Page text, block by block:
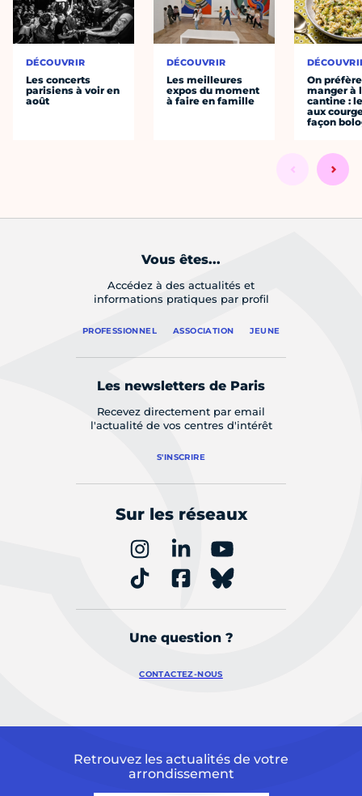
DÉCOUVRIR
Les concerts
parisiens à voir en
août
DÉCOUVRIR
Les meilleures
expos du moment
à faire en famille
On préfère
manger à
cantine :
aux
façon
Vous êtes...
Accédez à des actualités et
informations pratiques par profil
PROFESSIONNEL ASSOCIATION JEUNE
Les newsletters de Paris
Recevez directement par email
l'actualité de vos centres d'intérêt
S'INSCRIRE
Sur les réseaux
Une question ?
CONTACTEZ-NOUS
Retrouvez les actualités de votre
arrondissement